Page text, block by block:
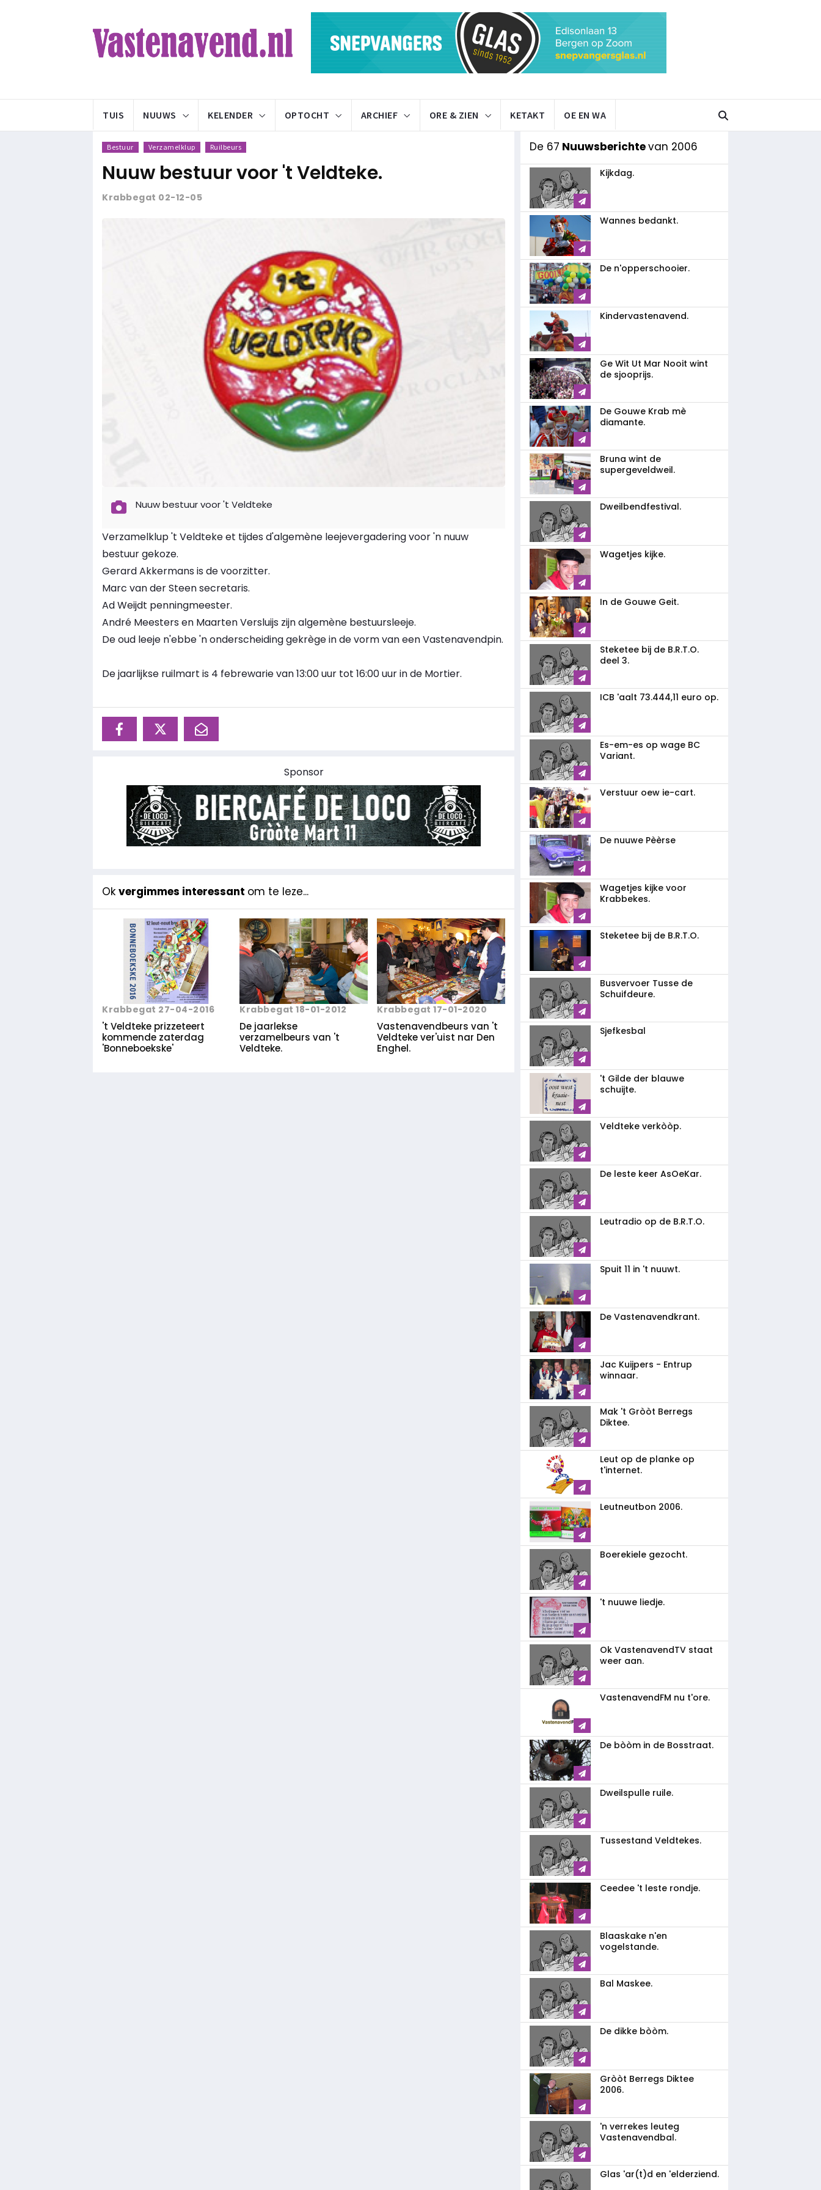
TUIS NUUWS KELENDER OPTOCHT ARCHIEF ORE & ZIEN KETAKT OE EN WA
Bestuur Verzamelklup Ruilbeurs
Nuuw bestuur voor 't Veldteke.
Krabbegat 02-12-05
Nuuw bestuur voor 't Veldteke
Verzamelklup 't Veldteke et tijdes d'algemène leejevergadering voor 'n nuuw
bestuur gekoze.
Gerard Akkermans is de voorzitter.
Marc van der Steen secretaris.
Ad Weijdt penningmeester.
André Meesters en Maarten Versluijs zijn algemène bestuursleeje.
De oud leeje n'ebbe 'n onderscheiding gekrège in de vorm van een Vastenavendpin.
De jaarlijkse ruilmart is 4 febrewarie van 13:00 uur tot 16:00 uur in de Mortier.
Sponsor
Ok vergimmes interessant om te leze...
Krabbegat 27-04-2016
't Veldteke prizzeteert
kommende zaterdag
'Bonneboekske'
Krabbegat 18-01-2012
De jaarlekse
verzamelbeurs van 't
Veldteke.
Krabbegat 17-01-2020
Vastenavendbeurs van 't
Veldteke ver'uist nar Den
Enghel.
De 67 Nuuwsberichtevan 2006
Kijkdag.
Wannes bedankt.
De n'opperschooier.
Kindervastenavend.
Ge Wit Ut Mar Nooit wint
de sjooprijs.
De Gouwe Krab mè
diamante.
Bruna wint de
supergeveldweil.
Dweilbendfestival.
Wagetjes kijke.
In de Gouwe Geit.
Steketee bij de B.R.T.O.
deel 3.
ICB 'aalt 73.444,11 euro op.
Es-em-es op wage BC
Variant.
Verstuur oew ie-cart.
De nuuwe Pèèrse
Wagetjes kijke voor
Krabbekes.
Steketee bij de B.R.T.O.
Busvervoer Tusse de
Schuifdeure.
Sjefkesbal
't Gilde der blauwe
schuijte.
Veldteke verkòòp.
De leste keer AsOeKar.
Leutradio op de B.R.T.O.
Spuit 11 in 't nuuwt.
De Vastenavendkrant.
Jac Kuijpers - Entrup
winnaar.
Mak 't Gròòt Berregs
Diktee.
Leut op de planke op
t'internet.
Leutneutbon 2006.
Boerekiele gezocht.
't nuuwe liedje.
Ok VastenavendTV staat
weer aan.
VastenavendFM nu t'ore.
De bòòm in de Bosstraat.
Dweilspulle ruile.
Tussestand Veldtekes.
Ceedee 't leste rondje.
Blaaskake n'en
vogelstande.
Bal Maskee.
De dikke bòòm.
Gròòt Berregs Diktee
2006.
'n verrekes leuteg
Vastenavendbal.
Glas 'ar(t)d en 'elderziend.